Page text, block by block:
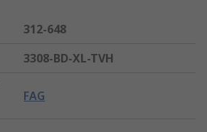
312-648
3308-BD-XL-TVH
FAG